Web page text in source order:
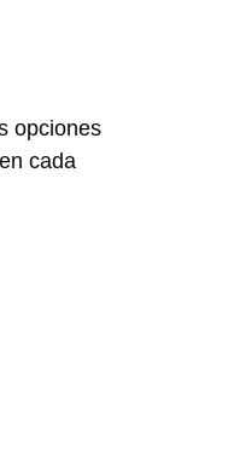
opciones
cada